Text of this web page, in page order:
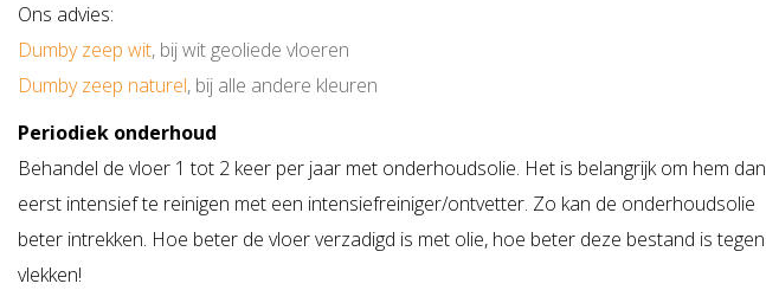
Ons advies:
Dumby zeep wit, bij wit geoliede vloeren
Dumby zeep naturel, bij alle andere kleuren
Periodiek onderhoud
Behandel de vloer 1 tot 2 keer per jaar met onderhoudsolie. Het is belangrijk om hem dan
eerst intensief te reinigen met een intensiefreiniger/ontvetter. Zo kan de onderhoudsolie
beter intrekken. Hoe beter de vloer verzadigd is met olie, hoe beter deze bestand is tegen
vlekken!